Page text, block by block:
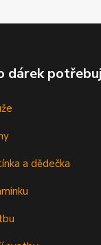
dárek
a dědečka